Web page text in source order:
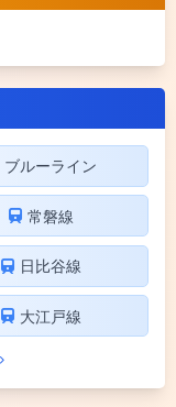
ブルーライン
常磐線
日比谷線
大江戸線